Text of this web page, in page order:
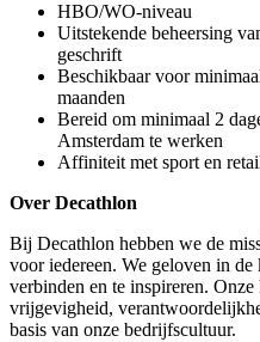
HBO/WO-niveau
Uitstekende beheersing
geschrift
Beschikbaar voor
maanden
Bereid om minimaal 2
Amsterdam te werken
Affiniteit met sport en
Over Decathlon
Bij Decathlon hebben we de
voor iedereen. We geloven in
verbinden en te inspireren.
vrijgevigheid,
basis van onze bedrijfscultuur.